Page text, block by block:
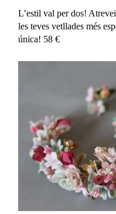
L’estil val per dos!
les teves vetllades més
única! 58 €